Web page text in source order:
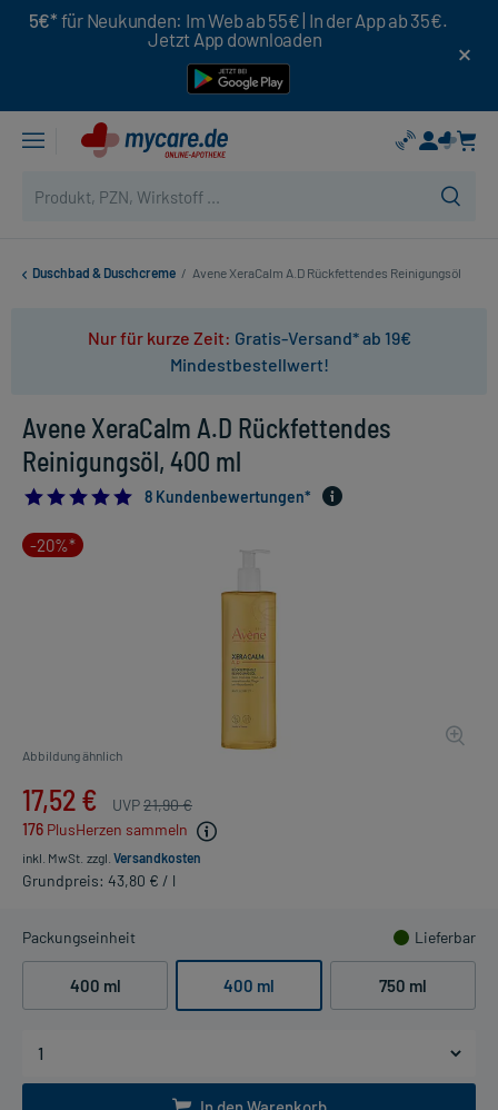
5€* für Neukunden: Im Web ab 55€ | In der App ab 35€.
Jetzt App downloaden
Duschbad & Duschcreme / Avene XeraCalm A.D Rückfettendes Reinigungsöl
Nur für kurze Zeit: Gratis-Versand* ab 19€
Mindestbestellwert!
Avene XeraCalm A.D Rückfettendes
Reinigungsöl, 400 ml
4.875
8 Kundenbewertungen*
-20%*
Abbildung ähnlich
17,52 € UVP21,90 €
176 PlusHerzen sammeln
inkl. MwSt. zzgl. Versandkosten
Grundpreis: 43,80 € / l
Packungseinheit Lieferbar
400 ml 400 ml 750 ml